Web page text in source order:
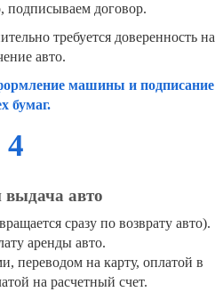
подписываем договор.
требуется доверенность на
авто.
машины и подписание
бумаг.
4
авто
сразу по возврату авто).
аренды авто.
переводом на карту, оплатой в
на расчетный счет.